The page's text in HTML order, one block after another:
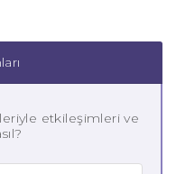
etkileşimleri ve